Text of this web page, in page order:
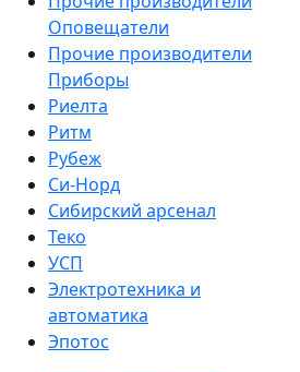
Оповещатели
Прочие производители
Приборы
Риелта
Ритм
Рубеж
Си-Норд
Сибирский арсенал
Теко
УСП
Электротехника и
автоматика
Эпотос